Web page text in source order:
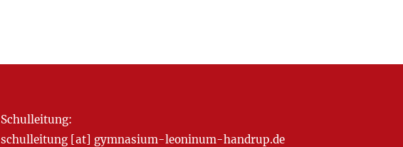
Schulleitung:
schulleitung [at] gymnasium-leoninum-handrup.de